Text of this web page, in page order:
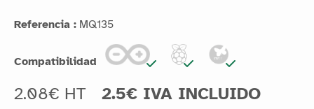
Referencia : MQ135
Compatibilidad
2.08€ HT 2.5€ IVA INCLUIDO